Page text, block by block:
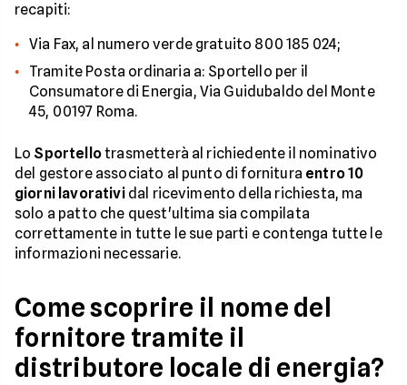
recapiti:
Via Fax, al numero verde gratuito 800 185 024;
Tramite Posta ordinaria a: Sportello per il
Consumatore di Energia, Via Guidubaldo del Monte
45, 00197 Roma.
Lo Sportellotrasmetterà al richiedente il nominativo
del gestore associato al punto di fornitura entro 10
giorni lavoratividal ricevimento della richiesta, ma
solo a patto che quest'ultima sia compilata
correttamente in tutte le sue parti e contenga tutte le
informazioni necessarie.
Come scoprire il nome del
fornitore tramite il
distributore locale di energia?